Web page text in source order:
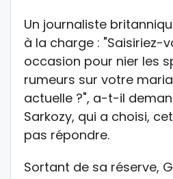
Un journaliste
à la charge : "Saisiriez-
occasion pour nier les
rumeurs sur votre
actuelle ?", a-t-il
Sarkozy, qui a choisi,
pas répondre.
Sortant de sa réserve,